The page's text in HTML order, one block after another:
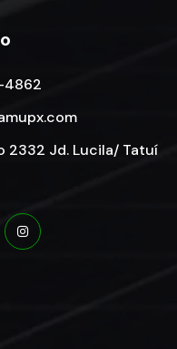
4862
2332 Jd. Lucila/ Tatuí